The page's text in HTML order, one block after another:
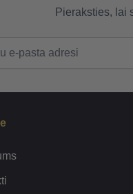
Pieraksties, lai